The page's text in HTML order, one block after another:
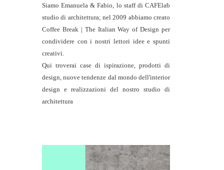
Siamo Emanuela & Fabio, lo staff di CAFElab
studio di architettura; nel 2009 abbiamo creato
Coffee Break | The Italian Way of Design per
condividere con i nostri lettori idee e spunti
creativi.
Qui troverai case di ispirazione, prodotti di
design, nuove tendenze dal mondo dell'interior
design e realizzazioni del nostro studio di
architettura